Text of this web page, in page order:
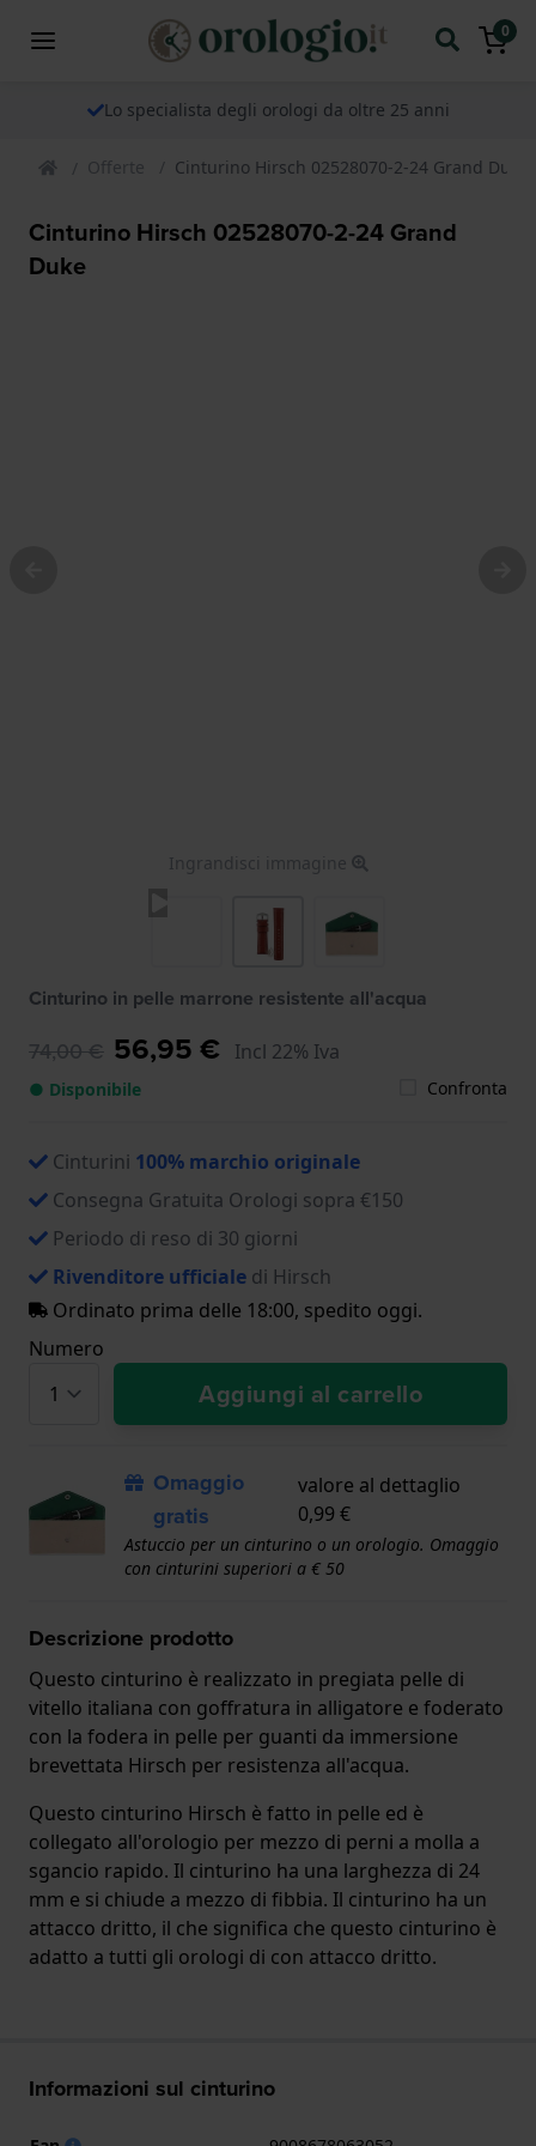
0
Lo specialista degli orologi da oltre 25 anni
Offerte Cinturino Hirsch 02528070-2-24 Grand Duke
Cinturino Hirsch 02528070-2-24 Grand
Duke
Ingrandisci immagine
Cinturino in pelle marrone resistente all'acqua
74,00 € 56,95 € Incl 22% Iva
● Disponibile Confronta
Cinturini 100% marchio originale
Consegna Gratuita Orologi sopra €150
Periodo di reso di 30 giorni
Rivenditore ufficiale di Hirsch
Ordinato prima delle 18:00, spedito oggi.
Numero
Aggiungi al carrello
Omaggio
gratis
valore al dettaglio
0,99 €
Astuccio per un cinturino o un orologio. Omaggio
con cinturini superiori a € 50
Descrizione prodotto
Questo cinturino è realizzato in pregiata pelle di
vitello italiana con goffratura in alligatore e foderato
con la fodera in pelle per guanti da immersione
brevettata Hirsch per resistenza all'acqua.
Questo cinturino Hirsch è fatto in pelle ed è
collegato all'orologio per mezzo di perni a molla a
sgancio rapido. Il cinturino ha una larghezza di 24
mm e si chiude a mezzo di fibbia. Il cinturino ha un
attacco dritto, il che significa che questo cinturino è
adatto a tutti gli orologi di con attacco dritto.
Informazioni sul cinturino